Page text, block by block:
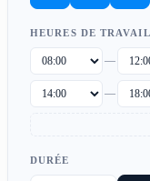
HEURES DE TRAVAIL
—
—
DURÉE